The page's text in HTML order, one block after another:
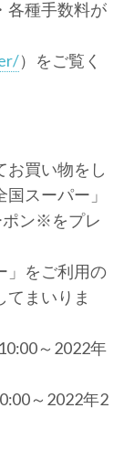
各種手数料が
）をご覧く
お買い物をし
スーパー」
ポン※をプレ
」をご利用の
てまいりま
～2022年
～2022年2